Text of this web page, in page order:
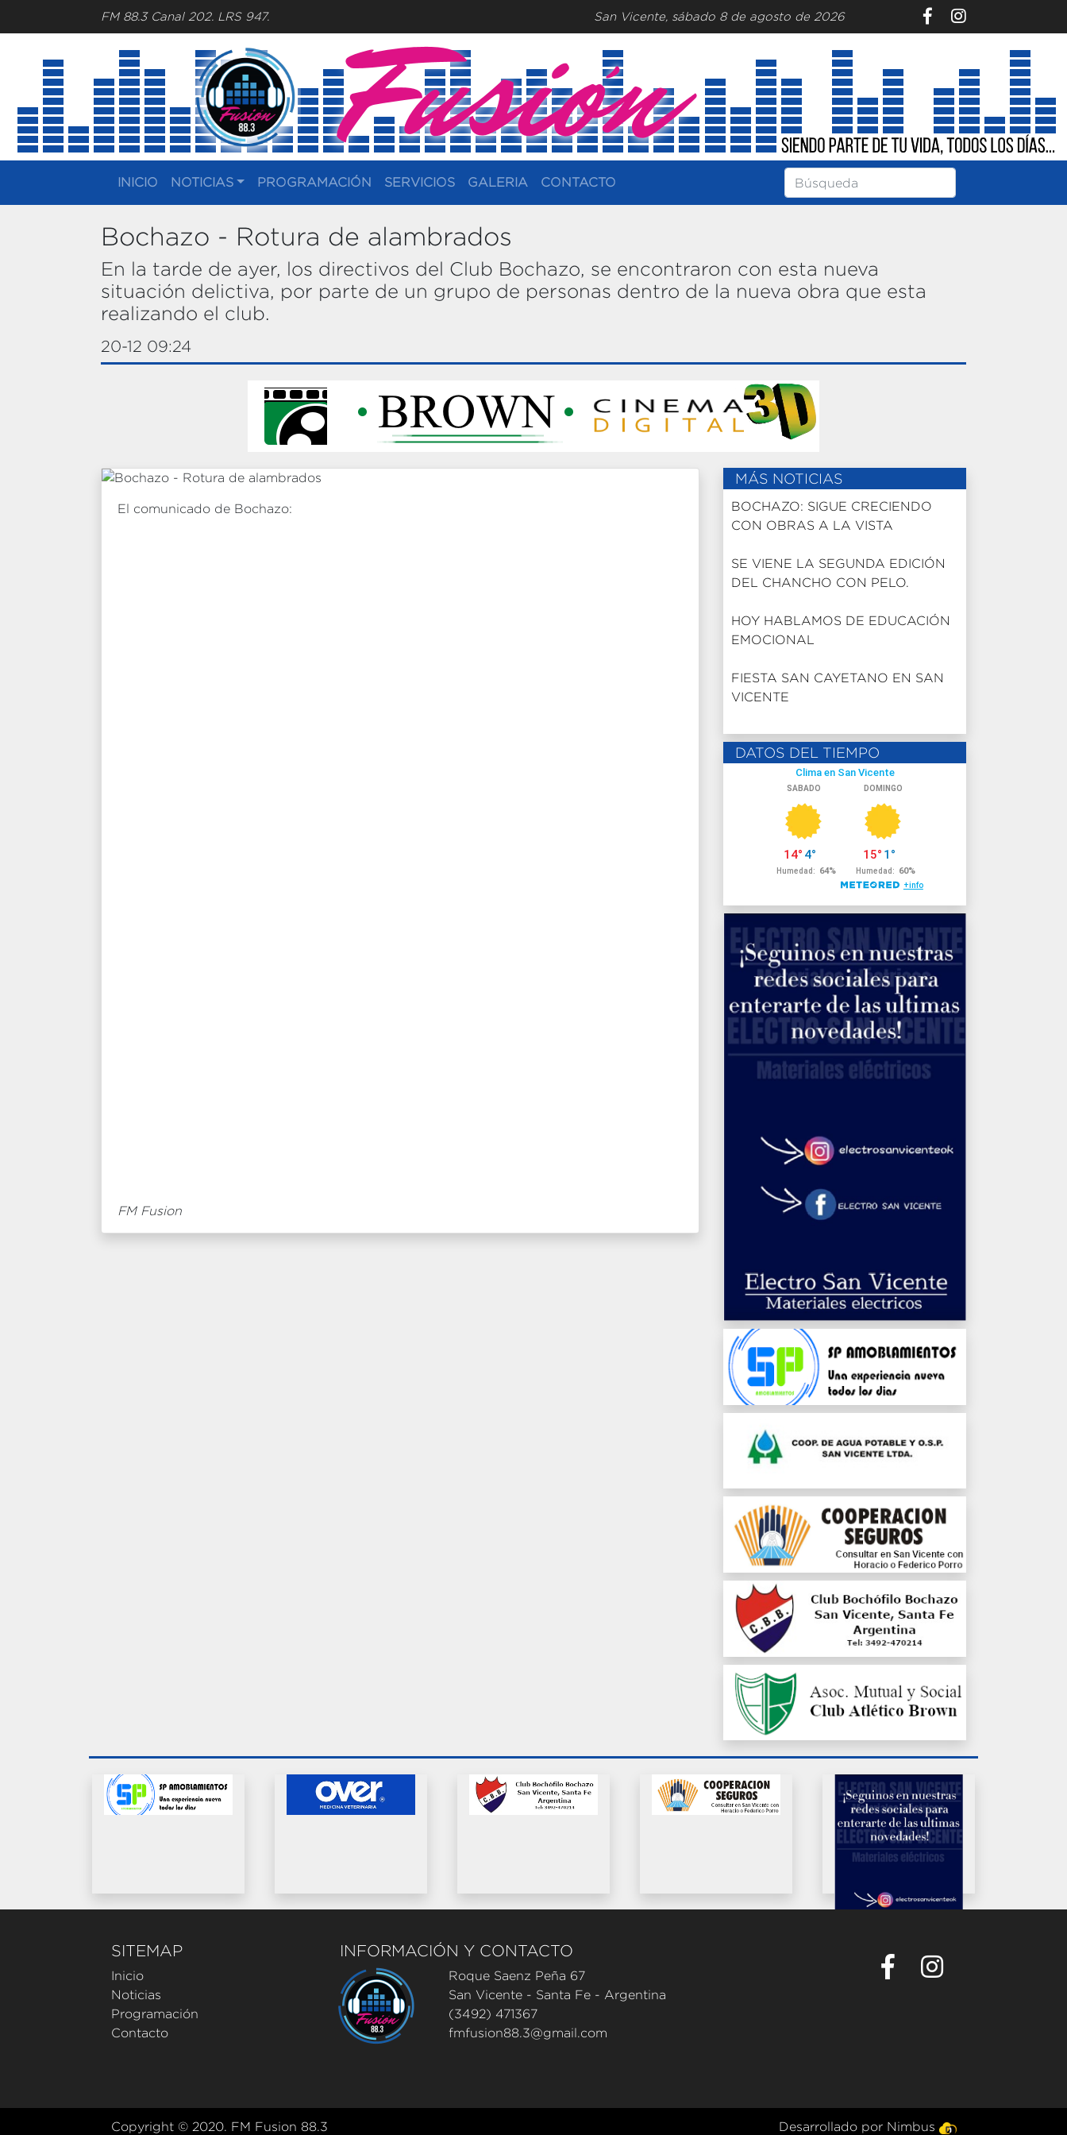
FM 88.3 Canal 202. LRS 947. San Vicente, sábado 8 de agosto de 2026
INICIO NOTICIAS PROGRAMACIÓN SERVICIOS GALERIA CONTACTO
Bochazo - Rotura de alambrados
En la tarde de ayer, los directivos del Club Bochazo, se encontraron con esta nueva
situación delictiva, por parte de un grupo de personas dentro de la nueva obra que esta
realizando el club.
20-12 09:24
El comunicado de Bochazo:
FM Fusion
MÁS NOTICIAS
BOCHAZO: SIGUE CRECIENDO
CON OBRAS A LA VISTA
SE VIENE LA SEGUNDA EDICIÓN
DEL CHANCHO CON PELO.
HOY HABLAMOS DE EDUCACIÓN
EMOCIONAL
FIESTA SAN CAYETANO EN SAN
VICENTE
DATOS DEL TIEMPO
SITEMAP
Inicio
Noticias
Programación
Contacto
INFORMACIÓN Y CONTACTO
Roque Saenz Peña 67
San Vicente - Santa Fe - Argentina
(3492) 471367
fmfusion88.3@gmail.com
Copyright © 2020. FM Fusion 88.3 Desarrollado por Nimbus